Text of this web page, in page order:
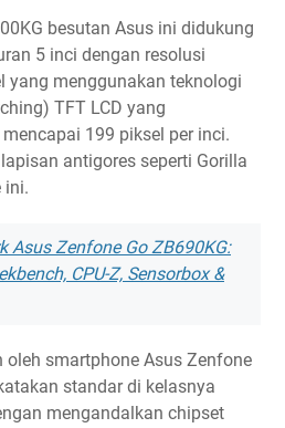
besutan Asus ini didukung
5 inci dengan resolusi
yang menggunakan teknologi
TFT LCD yang
199 piksel per inci.
antigores seperti Gorilla
ini.
Asus Zenfone Go ZB690KG:
CPU-Z, Sensorbox &
smartphone Asus Zenfone
standar di kelasnya
mengandalkan chipset